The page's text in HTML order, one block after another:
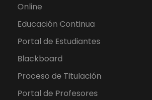
Online
Educación Continua
Portal de Estudiantes
Blackboard
Proceso de Titulación
Portal de Profesores